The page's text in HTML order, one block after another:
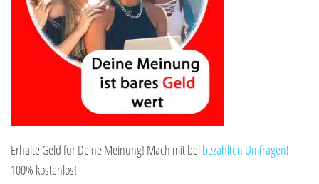
Erhalte Geld für Deine Meinung! Mach mit beibezahlten Umfragen!
100% kostenlos!